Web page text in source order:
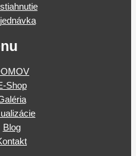
Shop
Blog